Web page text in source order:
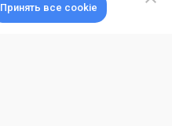
Принять все cookie